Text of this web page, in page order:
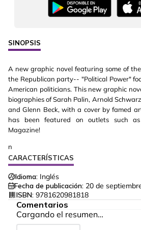
SINOPSIS
A new graphic novel featuring some of
the Republican party-- "Political Power"
American politicians. This new graphic
biographies of Sarah Palin, Arnold
and Glenn Beck, with a cover by famed
has been featured on outlets such
Magazine!
n
CARACTERÍSTICAS
Idioma: Inglés
Fecha de publicación: 20 de
ISBN: 9781620981818
Comentarios
Cargando el resumen…